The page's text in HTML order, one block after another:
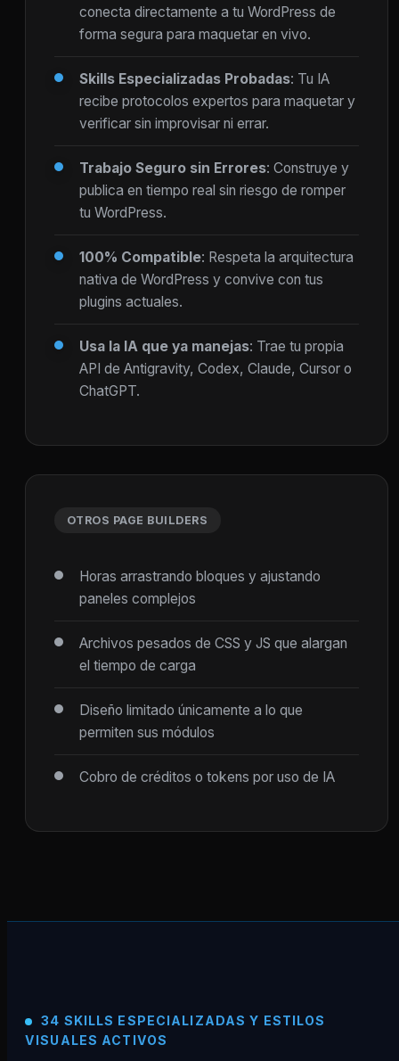
conecta directamente a tu WordPress de
forma segura para maquetar en vivo.
Skills Especializadas Probadas: Tu IA
recibe protocolos expertos para maquetar y
verificar sin improvisar ni errar.
Trabajo Seguro sin Errores: Construye y
publica en tiempo real sin riesgo de romper
tu WordPress.
100% Compatible: Respeta la arquitectura
nativa de WordPress y convive con tus
plugins actuales.
Usa la IA que ya manejas: Trae tu propia
API de Antigravity, Codex, Claude, Cursor o
ChatGPT.
OTROS PAGE BUILDERS
Horas arrastrando bloques y ajustando
paneles complejos
Archivos pesados de CSS y JS que alargan
el tiempo de carga
Diseño limitado únicamente a lo que
permiten sus módulos
Cobro de créditos o tokens por uso de IA
34 SKILLS ESPECIALIZADAS Y ESTILOS
VISUALES ACTIVOS